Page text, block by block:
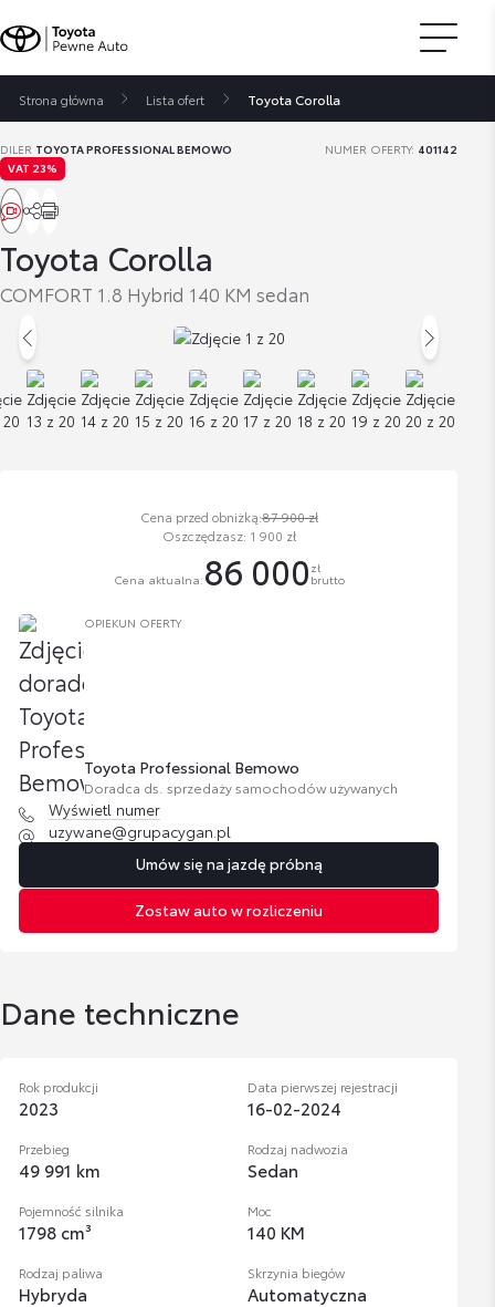
Strona główna Lista ofert Toyota Corolla
Toyota Corolla
COMFORT 1.8 Hybrid 140 KM sedan
VAT 23%
DILER TOYOTA PROFESSIONAL BEMOWO NUMER OFERTY: 401142
OPIEKUN OFERTY
Toyota Professional Bemowo
Doradca ds. sprzedaży samochodów używanych
Wyświetl numer
uzywane@grupacygan.pl
Umów się na jazdę próbną
Cena przed obniżką:87 900 zł
Oszczędzasz: 1 900 zł
Cena aktualna: 86 000 zł
brutto
Zostaw auto w rozliczeniu
Dane techniczne
Rok produkcji
2023
Data pierwszej rejestracji
16-02-2024
Przebieg
49 991 km
Rodzaj nadwozia
Sedan
Pojemność silnika
1798 cm³
Moc
140 KM
Rodzaj paliwa
Hybryda
Skrzynia biegów
Automatyczna